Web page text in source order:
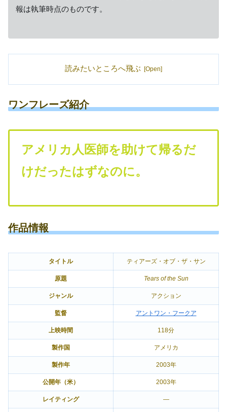
報は執筆時点のものです。
読みたいところへ飛ぶ
ワンフレーズ紹介
アメリカ人医師を助けて帰るだ
けだったはずなのに。
作品情報
タイトル ティアーズ・オブ・ザ・サン
原題 Tears of the Sun
ジャンル アクション
監督 アントワン・フークア
上映時間 118分
製作国 アメリカ
製作年 2003年
公開年（米） 2003年
レイティング ―